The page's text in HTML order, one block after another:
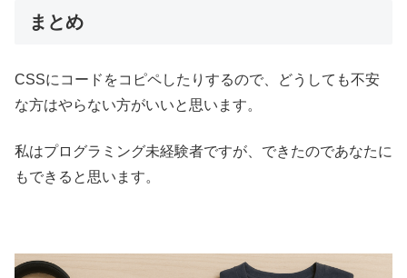
まとめ
CSSにコードをコピペしたりするので、どうしても不安
な方はやらない方がいいと思います。
私はプログラミング未経験者ですが、できたのであなたに
もできると思います。